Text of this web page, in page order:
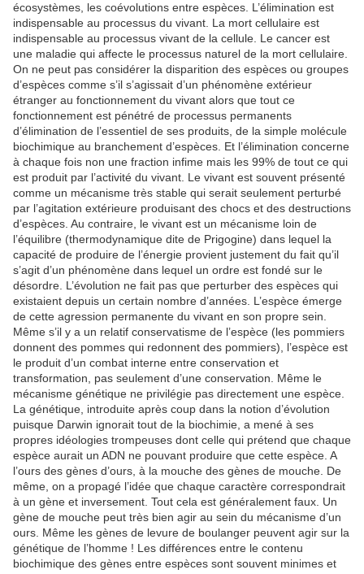
écosystèmes, les coévolutions entre espèces. L’élimination est
indispensable au processus du vivant. La mort cellulaire est
indispensable au processus vivant de la cellule. Le cancer est
une maladie qui affecte le processus naturel de la mort cellulaire.
On ne peut pas considérer la disparition des espèces ou groupes
d’espèces comme s’il s’agissait d’un phénomène extérieur
étranger au fonctionnement du vivant alors que tout ce
fonctionnement est pénétré de processus permanents
d’élimination de l’essentiel de ses produits, de la simple molécule
biochimique au branchement d’espèces. Et l’élimination concerne
à chaque fois non une fraction infime mais les 99% de tout ce qui
est produit par l’activité du vivant. Le vivant est souvent présenté
comme un mécanisme très stable qui serait seulement perturbé
par l’agitation extérieure produisant des chocs et des destructions
d’espèces. Au contraire, le vivant est un mécanisme loin de
l’équilibre (thermodynamique dite de Prigogine) dans lequel la
capacité de produire de l’énergie provient justement du fait qu’il
s’agit d’un phénomène dans lequel un ordre est fondé sur le
désordre. L’évolution ne fait pas que perturber des espèces qui
existaient depuis un certain nombre d’années. L’espèce émerge
de cette agression permanente du vivant en son propre sein.
Même s’il y a un relatif conservatisme de l’espèce (les pommiers
donnent des pommes qui redonnent des pommiers), l’espèce est
le produit d’un combat interne entre conservation et
transformation, pas seulement d’une conservation. Même le
mécanisme génétique ne privilégie pas directement une espèce.
La génétique, introduite après coup dans la notion d’évolution
puisque Darwin ignorait tout de la biochimie, a mené à ses
propres idéologies trompeuses dont celle qui prétend que chaque
espèce aurait un ADN ne pouvant produire que cette espèce. A
l’ours des gènes d’ours, à la mouche des gènes de mouche. De
même, on a propagé l’idée que chaque caractère correspondrait
à un gène et inversement. Tout cela est généralement faux. Un
gène de mouche peut très bien agir au sein du mécanisme d’un
ours. Même les gènes de levure de boulanger peuvent agir sur la
génétique de l’homme ! Les différences entre le contenu
biochimique des gènes entre espèces sont souvent minimes et